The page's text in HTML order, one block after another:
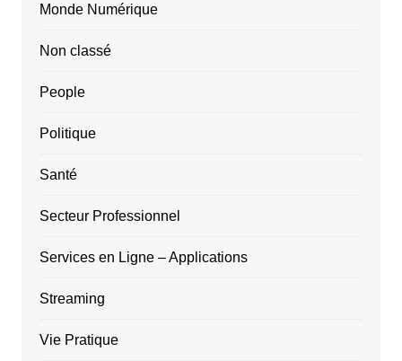
Monde Numérique
Non classé
People
Politique
Santé
Secteur Professionnel
Services en Ligne – Applications
Streaming
Vie Pratique